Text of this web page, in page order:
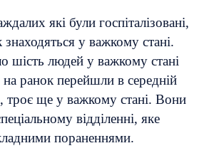
які були госпіталізовані,
у важкому стані.
шість людей у важкому стані
ранок перейшли в середній
троє ще у важкому стані. Вони
відділенні, яке
пораненнями.